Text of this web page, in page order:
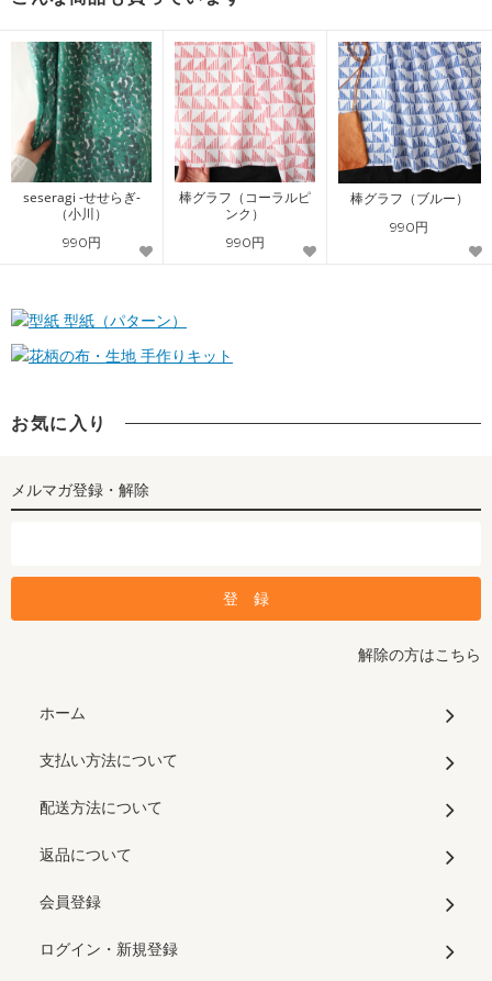
seseragi -せせらぎ-
（小川）
990円
棒グラフ（コーラルピ
ンク）
990円
棒グラフ（ブルー）
990円
型紙（パターン）
手作りキット
お気に入り
メルマガ登録・解除
解除の方はこちら
ホーム
支払い方法について
配送方法について
返品について
会員登録
ログイン・新規登録